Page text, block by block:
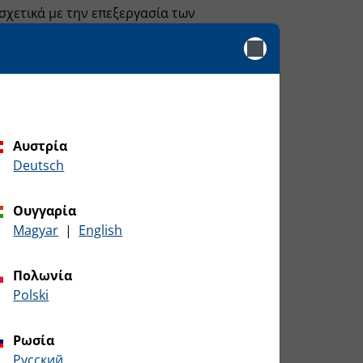
με την επεξεργασία των
σύμφωνα με το άρθρο 6 παρ. 1 εδ. 1
ισχύει όταν η επεξεργασία δεν είναι
πρέπει να επεξεργαζόμαστε τα
και είτε θα διακόψουμε ή θα
για σκοπούς διαφήμισης και
Αυστρία
Deutsch
Ουγγαρία
Magyar | English
Πολωνία
Polski
Ρωσία
русский